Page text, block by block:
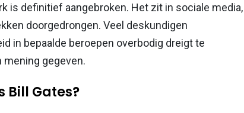
is definitief aangebroken. Het zit in sociale media,
doorgedrongen. Veel deskundigen
in bepaalde beroepen overbodig dreigt te
gegeven.
Bill Gates?